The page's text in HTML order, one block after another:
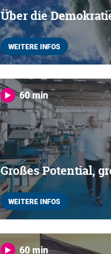
Über die
WEITERE INFOS
60 min
Großes Potential,
WEITERE INFOS
60 min